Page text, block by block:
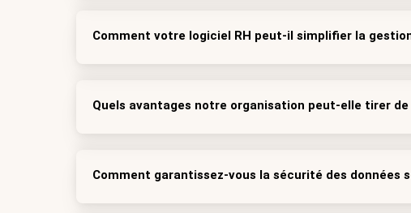
Comment votre logiciel RH peut-il simplifier la
Quels avantages notre organisation peut-elle tirer
Comment garantissez-vous la sécurité des données